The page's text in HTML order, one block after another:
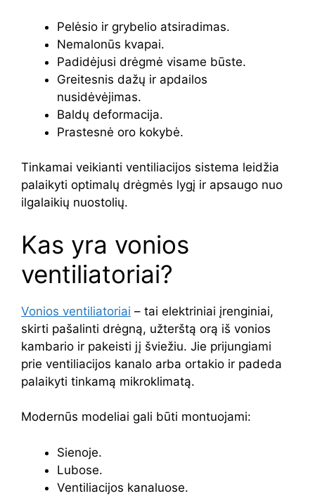
Pelėsio ir grybelio atsiradimas.
Nemalonūs kvapai.
Padidėjusi drėgmė visame būste.
Greitesnis dažų ir apdailos
nusidėvėjimas.
Baldų deformacija.
Prastesnė oro kokybė.
Tinkamai veikianti ventiliacijos sistema leidžia
palaikyti optimalų drėgmės lygį ir apsaugo nuo
ilgalaikių nuostolių.
Kas yra vonios
ventiliatoriai?
Vonios ventiliatoriai – tai elektriniai įrenginiai,
skirti pašalinti drėgną, užterštą orą iš vonios
kambario ir pakeisti jį šviežiu. Jie prijungiami
prie ventiliacijos kanalo arba ortakio ir padeda
palaikyti tinkamą mikroklimatą.
Modernūs modeliai gali būti montuojami:
Sienoje.
Lubose.
Ventiliacijos kanaluose.